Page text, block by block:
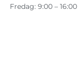
Fredag: 9:00 – 16:00